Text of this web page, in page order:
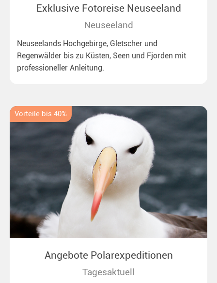
Exklusive Fotoreise Neuseeland
Neuseeland
Neuseelands Hochgebirge, Gletscher und
Regenwälder bis zu Küsten, Seen und Fjorden mit
professioneller Anleitung.
Vorteile bis 40%
Angebote Polarexpeditionen
Tagesaktuell